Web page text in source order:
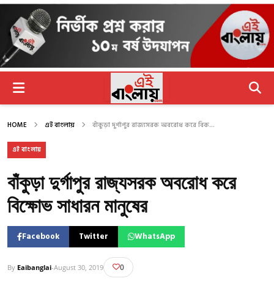
HOME এই বাংলায় বাঁকুড়া দুর্গাপুর রাজ্যসরক অবরোধ করে বিক...
এই বাংলায়
বাঁকুড়া দুর্গাপুর রাজ্যসরক অবরোধ করে
বিক্ষোভ সাধারন মানুষের
Facebook Twitter WhatsApp
By Eaibanglai-August 30, 2019 0